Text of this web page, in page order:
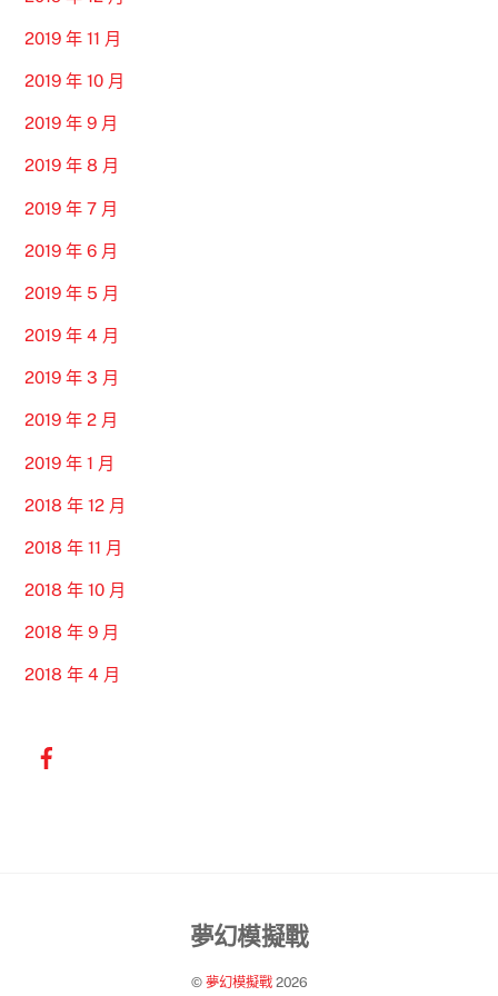
2019 年 11 月
2019 年 10 月
2019 年 9 月
2019 年 8 月
2019 年 7 月
2019 年 6 月
2019 年 5 月
2019 年 4 月
2019 年 3 月
2019 年 2 月
2019 年 1 月
2018 年 12 月
2018 年 11 月
2018 年 10 月
2018 年 9 月
2018 年 4 月
Back
Top
夢幻模擬戰
© 夢幻模擬戰2026